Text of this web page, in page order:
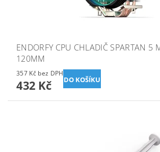
ENDORFY CPU CHLADIČ SPARTAN 5
120MM
357 Kč bez DPH
432 Kč